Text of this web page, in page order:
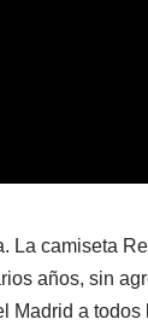
La camiseta
años, sin
a